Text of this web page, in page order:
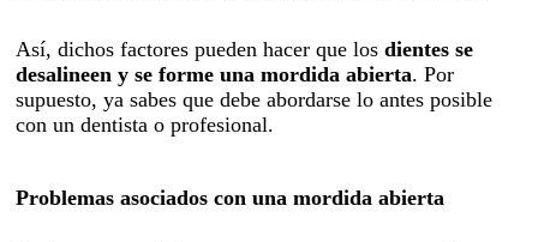
Así, dichos factores pueden hacer que losdientes se
desalineen y se forme una mordida abierta. Por
supuesto, ya sabes que debe abordarse lo antes posible
con un dentista o profesional.
Problemas asociados con una mordida abierta